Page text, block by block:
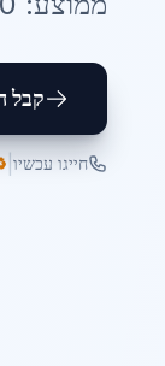
קבל
חייגו עכשיו